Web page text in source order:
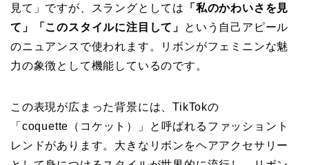
見て」ですが、スラングとしては
「私のかわいさを見
て」「このスタイルに注目して」
という自己アピール
のニュアンスで使われます。リボンがフェミニンな魅
力の象徴として機能しているのです。
この表現が広まった背景には、TikTokの
「coquette（コケット）」と呼ばれるファッショント
レンドがあります。大きなリボンをヘアアクセサリー